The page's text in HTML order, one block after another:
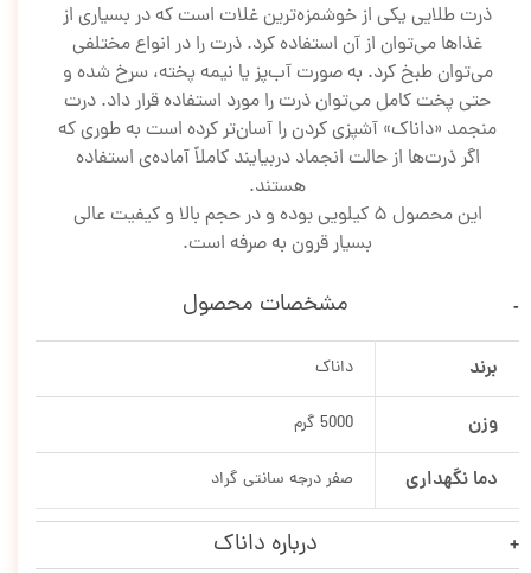
ذرت طلایی یکی از خوشمزه‌ترین غلات است که در بسیاری از
غذاها می‌توان از آن استفاده کرد. ذرت را در انواع مختلفی
می‌توان طبخ کرد. به صورت آب‌پز یا نیمه پخته، سرخ شده و
حتی پخت کامل می‌توان ذرت را مورد استفاده قرار داد. درت
منجمد «داناک» آشپزی کردن را آسان‌تر کرده است به طوری که
اگر ذرت‌ها از حالت انجماد دربیایند کاملاً آماده‌ی استفاده
هستند.
این محصول 5 کیلویی بوده و در حجم بالا و کیفیت عالی
بسیار قرون به صرفه است.
مشخصات محصول
برند داناک
وزن 5000 گرم
دما نگهداری صفر درجه سانتی گراد
درباره داناک